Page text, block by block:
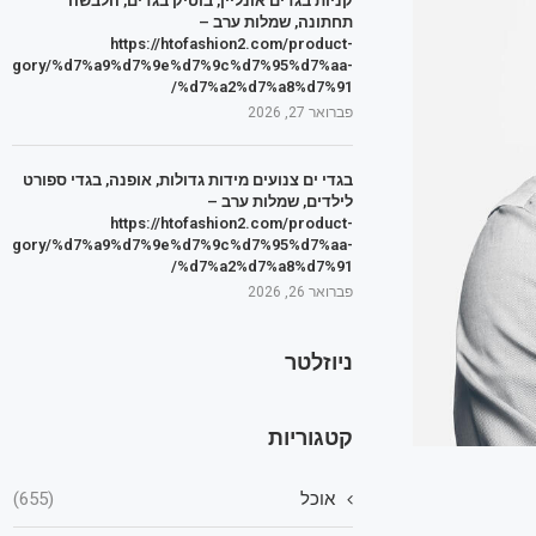
תחתונה, שמלות ערב –
https://htofashion2.com/product-
%d7%a9%d7%9e%d7%9c%d7%95%d7%aa-
%d7%a2%d7%a8%d7%91/
פברואר 27, 2026
בגדי ים צנועים מידות גדולות, אופנה, בגדי ספורט
לילדים, שמלות ערב –
https://htofashion2.com/product-
%d7%a9%d7%9e%d7%9c%d7%95%d7%aa-
%d7%a2%d7%a8%d7%91/
פברואר 26, 2026
ניוזלטר
קטגוריות
אוכל (655)